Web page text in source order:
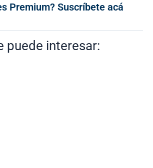
Premium? Suscríbete acá
puede interesar: